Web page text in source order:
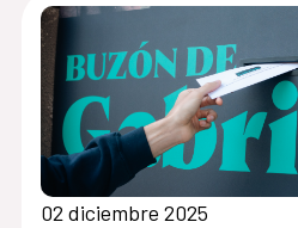
02 diciembre 2025